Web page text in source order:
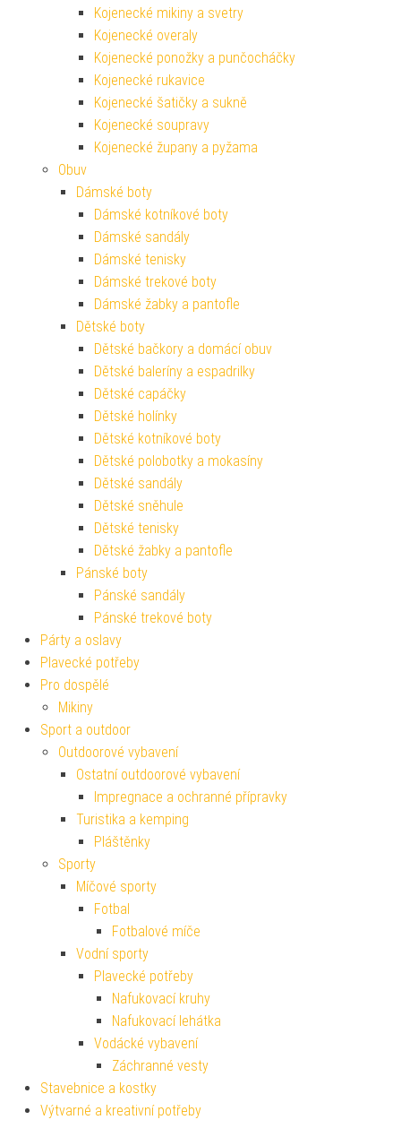
Kojenecké mikiny a svetry
Kojenecké overaly
Kojenecké ponožky a punčocháčky
Kojenecké rukavice
Kojenecké šatičky a sukně
Kojenecké soupravy
Kojenecké župany a pyžama
Obuv
Dámské boty
Dámské kotníkové boty
Dámské sandály
Dámské tenisky
Dámské trekové boty
Dámské žabky a pantofle
Dětské boty
Dětské bačkory a domácí obuv
Dětské baleríny a espadrilky
Dětské capáčky
Dětské holínky
Dětské kotníkové boty
Dětské polobotky a mokasíny
Dětské sandály
Dětské sněhule
Dětské tenisky
Dětské žabky a pantofle
Pánské boty
Pánské sandály
Pánské trekové boty
Párty a oslavy
Plavecké potřeby
Pro dospělé
Mikiny
Sport a outdoor
Outdoorové vybavení
Ostatní outdoorové vybavení
Impregnace a ochranné přípravky
Turistika a kemping
Pláštěnky
Sporty
Míčové sporty
Fotbal
Fotbalové míče
Vodní sporty
Plavecké potřeby
Nafukovací kruhy
Nafukovací lehátka
Vodácké vybavení
Záchranné vesty
Stavebnice a kostky
Výtvarné a kreativní potřeby